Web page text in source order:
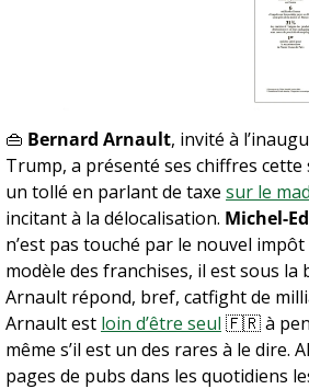
👜 Bernard Arnault, invité à
Trump, a présenté ses chiffres
un tollé en parlant de taxe sur le
incitant à la délocalisation. Michel-
n’est pas touché par le nouvel impôt
modèle des franchises, il est sous la
Arnault répond, bref, catfight de
Arnault est loin d’être seul 🇫🇷 à
même s’il est un des rares à le dire.
pages de pubs dans les quotidiens